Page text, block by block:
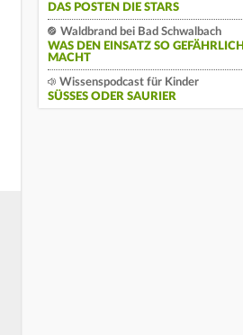
DAS POSTEN DIE STARS
Waldbrand bei Bad Schwalbach
WAS DEN EINSATZ SO GEFÄHRLICH
MACHT
Wissenspodcast für Kinder
SÜSSES ODER SAURIER